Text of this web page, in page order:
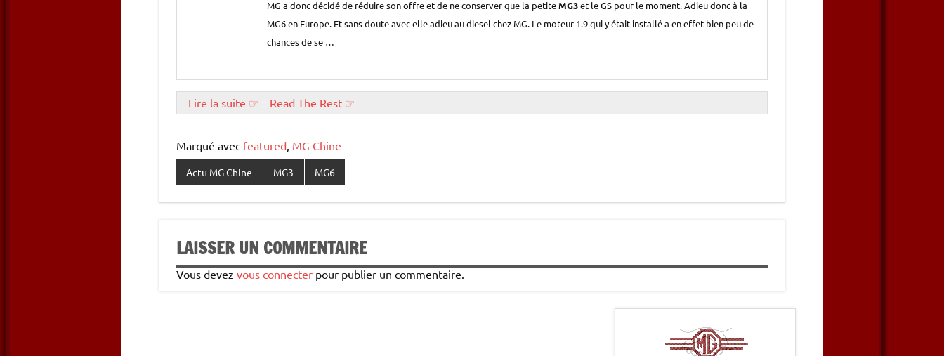
MG a donc décidé de réduire son offre et de ne conserver que la petiteMG3et le GS pour le moment. Adieu donc à la
MG6 en Europe. Et sans doute avec elle adieu au diesel chez MG. Le moteur 1.9 qui y était installé a en effet bien peu de
chances de se …
Lire la suite ☞ Read The Rest ☞
Marqué avec featured, MG Chine
Actu MG Chine MG3 MG6
LAISSER UN COMMENTAIRE
Vous devez vous connecter pour publier un commentaire.